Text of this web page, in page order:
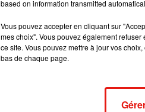
, et dans ce cas-là, il faut se
un peu de place dans nos
based on information transmitted
Vous pouvez accepter en cliquant sur
mes choix". Vous pouvez également
ce site. Vous pouvez mettre à jour vos
bas de chaque page.